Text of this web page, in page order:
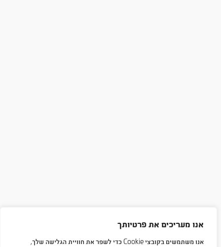
אנו מעריכים את פרטיותך
אנו משתמשים בקובצי Cookie כדי לשפר את חוויית הגלישה שלך,